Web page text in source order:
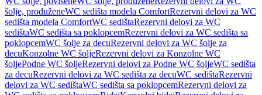
šolje, produženeWC sedišta modela ComfortRezervni delovi za WC
sedišta modela ComfortWC sedištaRezervni delovi za WC
sedištaWC sedišta sa poklopcemRezervni delovi za WC sedišta sa
poklopcemWC šolje za decuRezervni delovi za WC šolje za
decuKonzolne WC šoljeRezervni delovi za Konzolne WC
šoljePodne WC šoljeRezervni delovi za Podne WC šoljeWC sedišta
za decuRezervni delovi za WC sedišta za decuWC sedištaRezervni
delovi za WC sedištaWC sedišta sa poklopcemRezervni delovi za